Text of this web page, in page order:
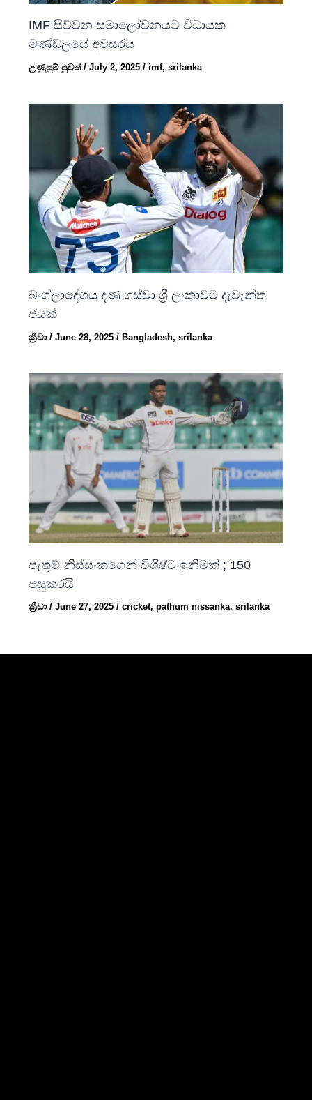
IMF සිව්වන සමාලෝචනයට විධායක
මණ්ඩලයේ අවසරය
උණුසුම් පුවත්/July 2, 2025/imf,srilanka
බංග්ලාදේශය දණ ගස්වා ශ්‍රී ලංකාවට දැවැන්ත
ජයක්
ක්‍රීඩා/June 28, 2025/ Bangladesh,srilanka
පැතුම් නිස්සංකගෙන් විශිෂ්ට ඉනිමක් ; 150
පසුකරයි
ක්‍රීඩා/June 27, 2025/cricket,pathum nissanka,srilanka